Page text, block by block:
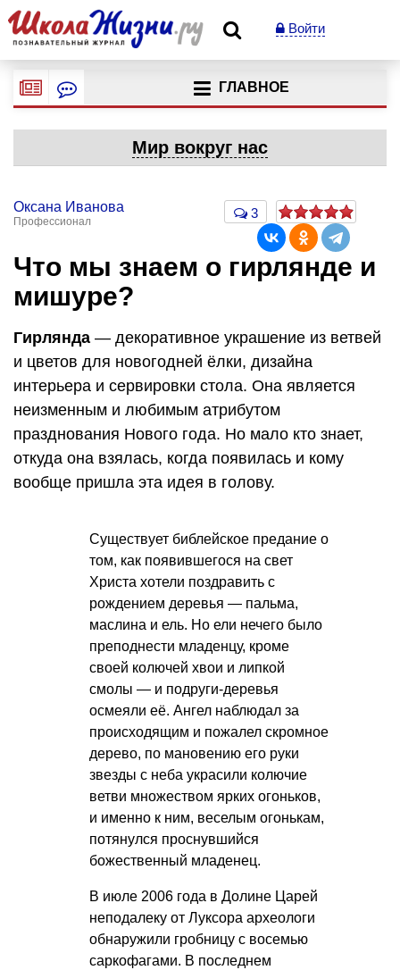
Войти
ГЛАВНОЕ
Мир вокруг нас
Оксана Иванова
Профессионал
3
Что мы знаем о гирлянде и
мишуре?
Гирлянда — декоративное украшение из ветвей
и цветов для новогодней ёлки, дизайна
интерьера и сервировки стола. Она является
неизменным и любимым атрибутом
празднования Нового года. Но мало кто знает,
откуда она взялась, когда появилась и кому
вообще пришла эта идея в голову.
Существует библейское предание о
том, как появившегося на свет
Христа хотели поздравить с
рождением деревья — пальма,
маслина и ель. Но ели нечего было
преподнести младенцу, кроме
своей колючей хвои и липкой
смолы — и подруги-деревья
осмеяли её. Ангел наблюдал за
происходящим и пожалел скромное
дерево, по мановению его руки
звезды с неба украсили колючие
ветви множеством ярких огоньков,
и именно к ним, веселым огонькам,
потянулся проснувшийся
божественный младенец.
В июле 2006 года в Долине Царей
неподалеку от Луксора археологи
обнаружили гробницу с восемью
саркофагами. В последнем